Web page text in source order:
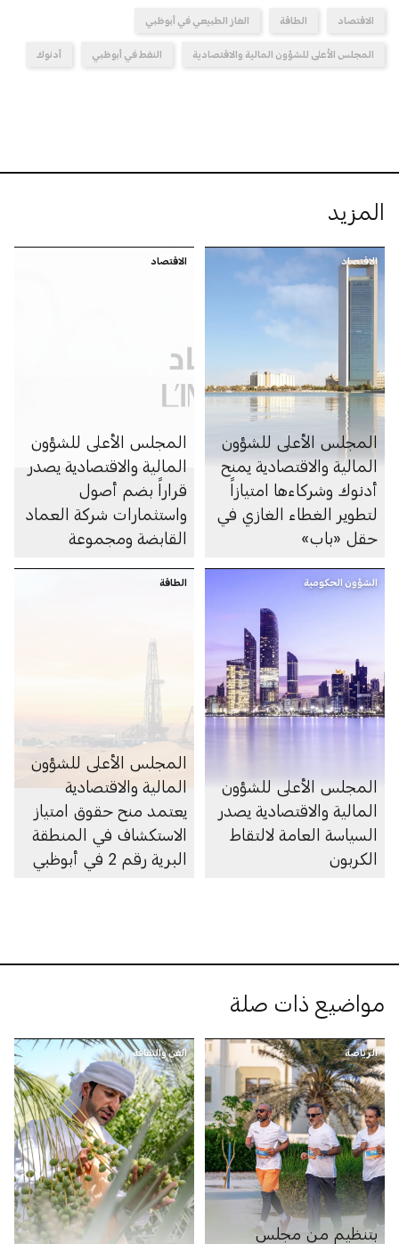
الاقتصاد الطاقة الغاز الطبيعي في أبوظبي
المجلس الأعلى للشؤون المالية والاقتصادية النفط في أبوظبي أدنوك
المزيد
الاقتصاد
المجلس الأعلى للشؤون
المالية والاقتصادية يمنح
أدنوك وشركاءها امتيازاً
لتطوير الغطاء الغازي في
حقل «باب»
الاقتصاد
المجلس الأعلى للشؤون
المالية والاقتصادية يصدر
قراراً بضم أصول
واستثمارات شركة العماد
القابضة ومجموعة
الشؤون الحكومية
المجلس الأعلى للشؤون
المالية والاقتصادية يصدر
السياسة العامة لالتقاط
الكربون
الطاقة
المجلس الأعلى للشؤون
المالية والاقتصادية
يعتمد منح حقوق امتياز
الاستكشاف في المنطقة
البرية رقم 2 في أبوظبي
مواضيع ذات صلة
الرياضة
بتنظيم من مجلس
الفن والثقافة